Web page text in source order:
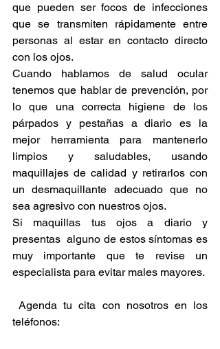
que pueden ser focos de infecciones
que se transmiten rápidamente entre
personas al estar en contacto directo
con los ojos.
Cuando hablamos de salud ocular
tenemos que hablar de prevención, por
lo que una correcta higiene de los
párpados y pestañas a diario es la
mejor herramienta para mantenerlo
limpios y saludables, usando
maquillajes de calidad y retirarlos con
un desmaquillante adecuado que no
sea agresivo con nuestros ojos.
Si maquillas tus ojos a diario y
presentas  alguno de estos síntomas es
muy importante que te revise un
especialista para evitar males mayores.
Agenda tu cita con nosotros en los
teléfonos: